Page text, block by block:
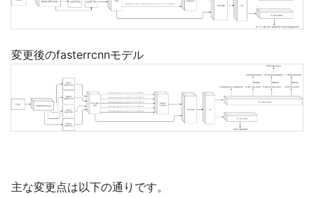
変更後のfasterrcnnモデル
主な変更点は以下の通りです。